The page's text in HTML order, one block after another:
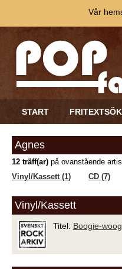
START
Agnes
12 träff(ar) på ovanstående
Vinyl/Kassett (1)
CD (7)
Vinyl/Kassett
Titel: Boogie-
Vår